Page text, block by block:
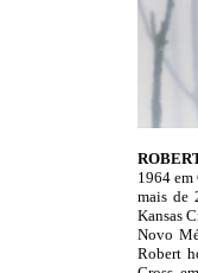
1964 em
mais de
Kansas
Novo
Robert